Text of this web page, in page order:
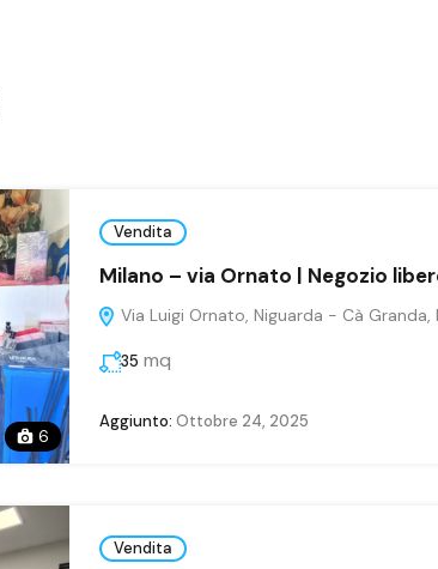
6
Vendita
Milano – via Ornato | Negozio
Via Luigi Ornato, Niguarda - Cà
35 mq
Aggiunto: Ottobre 24, 2025
Vendita